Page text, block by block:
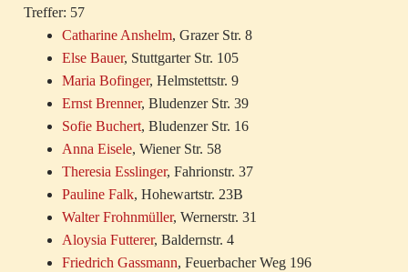
Treffer: 57
Catharine Anshelm, Grazer Str. 8
Else Bauer, Stuttgarter Str. 105
Maria Bofinger, Helmstettstr. 9
Ernst Brenner, Bludenzer Str. 39
Sofie Buchert, Bludenzer Str. 16
Anna Eisele, Wiener Str. 58
Theresia Esslinger, Fahrionstr. 37
Pauline Falk, Hohewartstr. 23B
Walter Frohnmüller, Wernerstr. 31
Aloysia Futterer, Baldernstr. 4
Friedrich Gassmann, Feuerbacher Weg 196